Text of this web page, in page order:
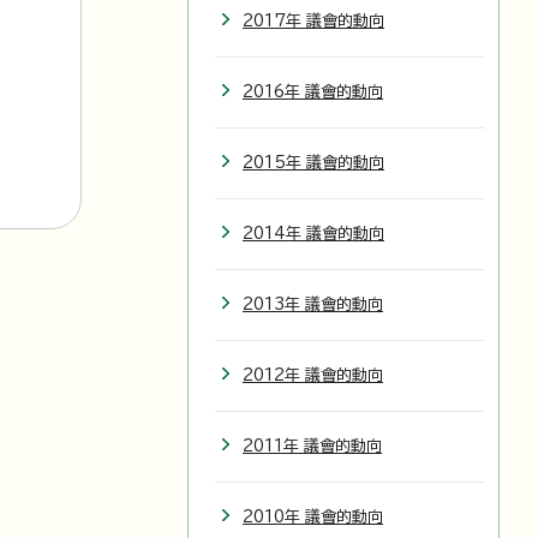
2017年 議會的動向
2016年 議會的動向
2015年 議會的動向
2014年 議會的動向
2013年 議會的動向
2012年 議會的動向
2011年 議會的動向
2010年 議會的動向